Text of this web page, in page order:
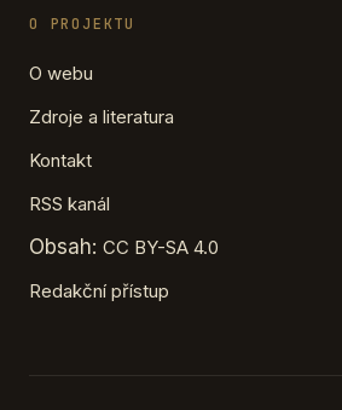
O PROJEKTU
O webu
Zdroje a literatura
Kontakt
RSS kanál
Obsah: CC BY-SA 4.0
Redakční přístup